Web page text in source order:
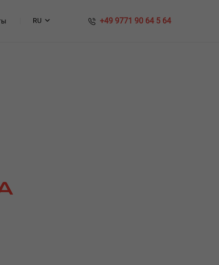
RU ​​ +49 9771 90 64 5 64